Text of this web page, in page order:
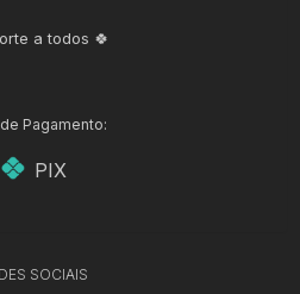
a todos 🍀
Pagamento:
PIX
SOCIAIS